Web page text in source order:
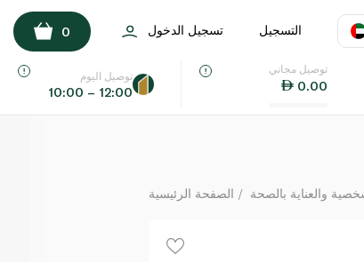
اللغة
التسجيل تسجيل الدخول 0
توصيل مجاني
0.00
توصيل اليوم
10:00 – 12:00
الصفحة الرئيسية والعناية بالصحة